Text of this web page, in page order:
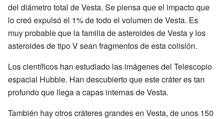
del diámetro total de Vesta. Se piensa que el impacto que
lo creó expulsó el 1% de todo el volumen de Vesta. Es
muy probable que la familia de asteroides de Vesta y los
asteroides de tipo V sean fragmentos de esta colisión.
Los científicos han estudiado las imágenes del Telescopio
espacial Hubble. Han descubierto que este cráter es tan
profundo que llega a capas internas de Vesta.
También hay otros cráteres grandes en Vesta, de unos 150